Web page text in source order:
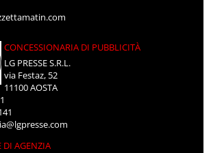
CONCESSIONARIA DI PUBBLICITÀ
LG PRESSE S.R.L.
via Festaz, 52
11100 AOSTA
DI AGENZIA